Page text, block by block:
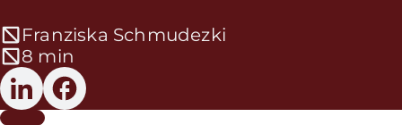
Franziska Schmudezki
8 min